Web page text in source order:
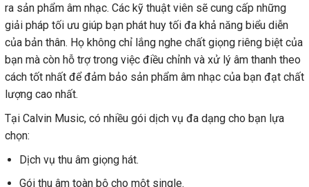
ra sản phẩm âm nhạc. Các kỹ thuật viên sẽ cung cấp những
giải pháp tối ưu giúp bạn phát huy tối đa khả năng biểu diễn
của bản thân. Họ không chỉ lắng nghe chất giọng riêng biệt của
bạn mà còn hỗ trợ trong việc điều chỉnh và xử lý âm thanh theo
cách tốt nhất để đảm bảo sản phẩm âm nhạc của bạn đạt chất
lượng cao nhất.
Tại Calvin Music, có nhiều gói dịch vụ đa dạng cho bạn lựa
chọn:
Dịch vụ thu âm giọng hát.
Gói thu âm toàn bộ cho một single.